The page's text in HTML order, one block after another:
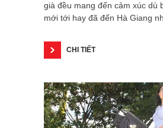
già đều mang đến cảm xúc dù
mới tới hay đã đến Hà Giang
CHI TIẾT